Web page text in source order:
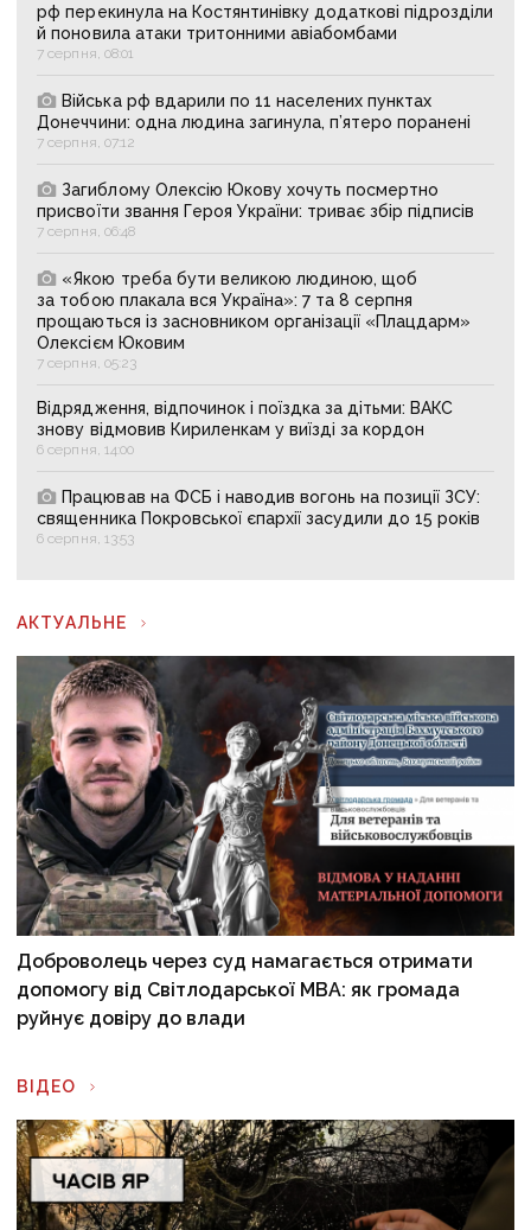
рф перекинула на Костянтинівку додаткові підрозділи
й поновила атаки тритонними авіабомбами
7 серпня, 08:01
Війська рф вдарили по 11 населених пунктах
Донеччини: одна людина загинула, п’ятеро поранені
7 серпня, 07:12
Загиблому Олексію Юкову хочуть посмертно
присвоїти звання Героя України: триває збір підписів
7 серпня, 06:48
«Якою треба бути великою людиною, щоб
за тобою плакала вся Україна»: 7 та 8 серпня
прощаються із засновником організації «Плацдарм»
Олексієм Юковим
7 серпня, 05:23
Відрядження, відпочинок і поїздка за дітьми: ВАКС
знову відмовив Кириленкам у виїзді за кордон
6 серпня, 14:00
Працював на ФСБ і наводив вогонь на позиції ЗСУ:
священника Покровської єпархії засудили до 15 років
6 серпня, 13:53
АКТУАЛЬНЕ
Доброволець через суд намагається отримати
допомогу від Світлодарської МВА: як громада
руйнує довіру до влади
ВІДЕО